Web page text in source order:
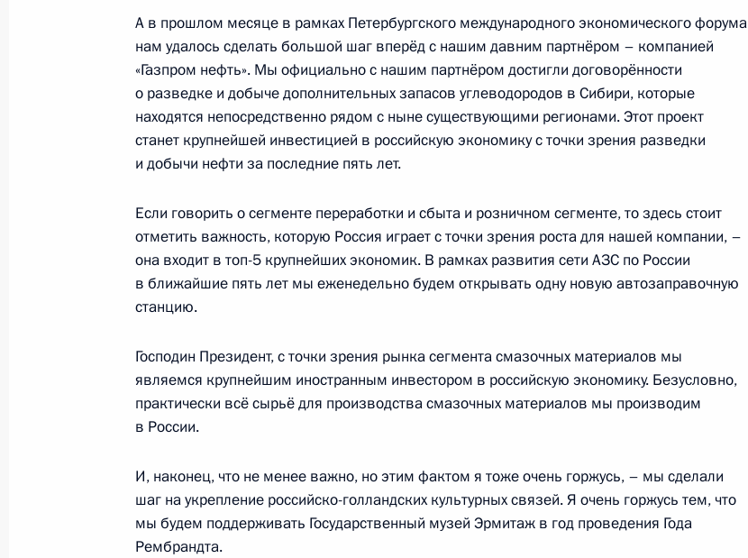
Утверждена Доктрина энергетической безопасности России
13 мая 2019 года, 21:00
Государственная корпорация «Росатом» наделяется
полномочием проводить проверку проектной документации
которых осуществляется за пределами России
1 мая 2019 года, 15:00
30 апреля 2019 года, 16:05
на заводе «Криогаз Высоцк»
24 апреля 2019 года, 15:30
А в прошлом месяце в рамках Петербургского международного экономического форума
нам удалось сделать большой шаг вперёд с нашим давним партнёром – компанией
«Газпром нефть». Мы официально с нашим партнёром достигли договорённости
о разведке и добыче дополнительных запасов углеводородов в Сибири, которые
находятся непосредственно рядом с ныне существующими регионами. Этот проект
станет крупнейшей инвестицией в российскую экономику с точки зрения разведки
и добычи нефти за последние пять лет.
Если говорить о сегменте переработки и сбыта и розничном сегменте, то здесь стоит
отметить важность, которую Россия играет с точки зрения роста для нашей компании, –
она входит в топ-5 крупнейших экономик. В рамках развития сети АЗС по России
в ближайшие пять лет мы еженедельно будем открывать одну новую автозаправочную
станцию.
Господин Президент, с точки зрения рынка сегмента смазочных материалов мы
являемся крупнейшим иностранным инвестором в российскую экономику. Безусловно,
практически всё сырьё для производства смазочных материалов мы производим
в России.
И, наконец, что не менее важно, но этим фактом я тоже очень горжусь, – мы сделали
шаг на укрепление российско-голландских культурных связей. Я очень горжусь тем, что
мы будем поддерживать Государственный музей Эрмитаж в год проведения Года
Рембрандта.